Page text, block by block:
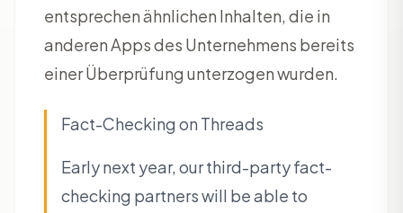
entsprechen ähnlichen Inhalten, die in
anderen Apps des Unternehmens bereits
einer Überprüfung unterzogen wurden.
Fact-Checking on Threads
Early next year, our third-party fact-
checking partners will be able to